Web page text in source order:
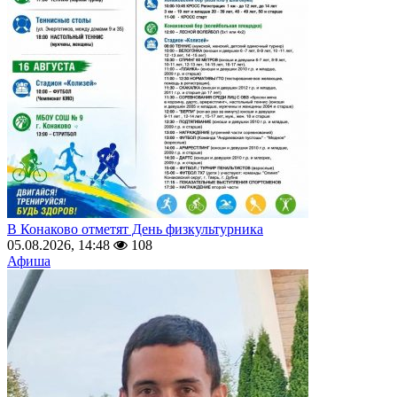
В Конаково отметят День физкультурника
05.08.2026, 14:48
108
Афиша